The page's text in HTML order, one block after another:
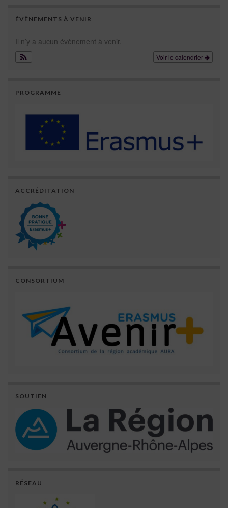
ÉVÈNEMENTS À VENIR
Il n’y a aucun évènement à venir.
Voir le calendrier
PROGRAMME
ACCRÉDITATION
CONSORTIUM
SOUTIEN
RÉSEAU